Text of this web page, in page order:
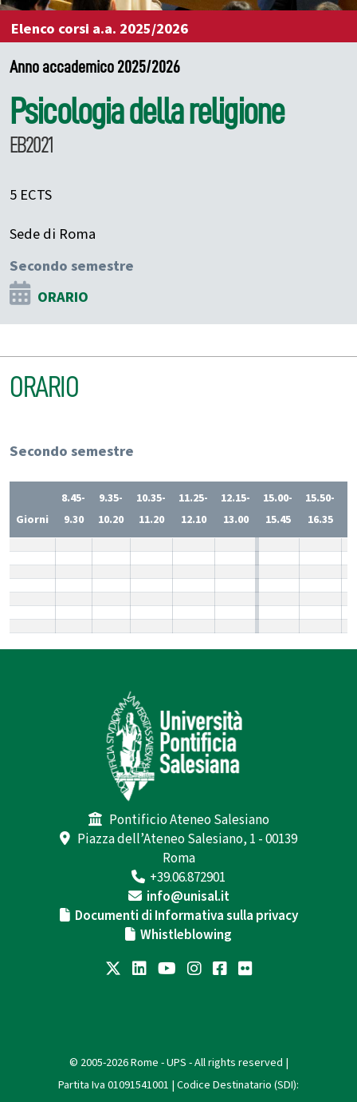
Elenco corsi a.a. 2025/2026
Anno accademico 2025/2026
Psicologia della religione
EB2021
5 ECTS
Sede di Roma
Secondo semestre
ORARIO
ORARIO
Secondo semestre
Giorni
8.45-
9.30
9.35-
10.20
10.35-
11.20
11.25-
12.10
12.15-
13.00
15.00-
15.45
15.50-
16.35
Pontificio Ateneo Salesiano
Piazza dell’Ateneo Salesiano, 1 - 00139
Roma
+39.06.872901
info@unisal.it
Documenti di Informativa sulla privacy
Whistleblowing
© 2005-2026 Rome - UPS - All rights reserved |
Partita Iva 01091541001 | Codice Destinatario (SDI):